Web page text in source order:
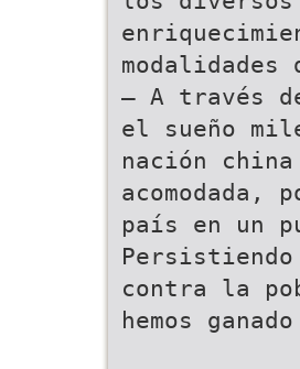
— A través
el sueño
nación
acomodada,
país en un
contra la
hemos